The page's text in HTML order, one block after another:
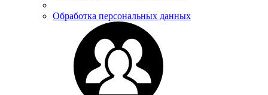
Обработка персональных данных